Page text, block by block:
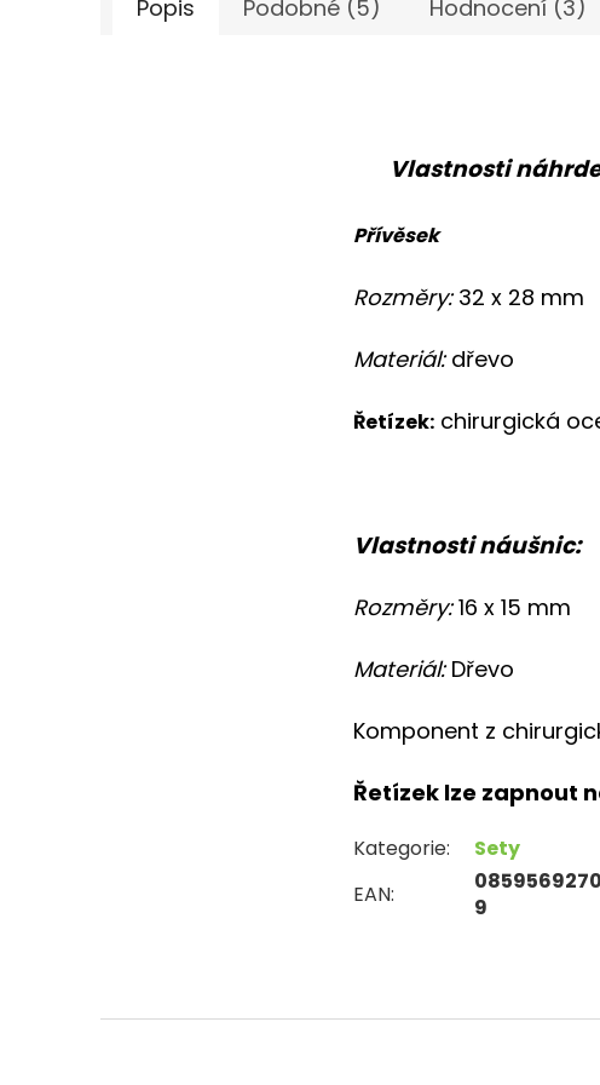
Popis Podobné (5) Hodnocení (3)
Vlastnosti
Přívěsek
Rozměry:32 x 28 mm
Materiál:dřevo
Řetízek: chirurgická
Vlastnosti náušnic:
Rozměry: 16 x 15 mm
Materiál:Dřevo
Komponent z
Řetízek lze zapnout
Kategorie:
Sety
EAN:
9